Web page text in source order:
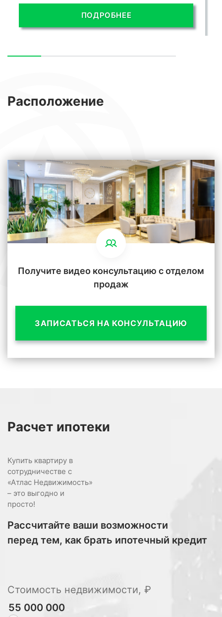
ПОДРОБНЕЕ
Расположение
Получите видео консультацию с отделом
продаж
ЗАПИСАТЬСЯ НА КОНСУЛЬТАЦИЮ
Расчет ипотеки
Купить квартиру в
сотрудничестве с
«Атлас Недвижимость»
– это выгодно и
просто!
Рассчитайте ваши возможности
перед тем, как брать ипотечный кредит
Стоимость недвижимости, ₽